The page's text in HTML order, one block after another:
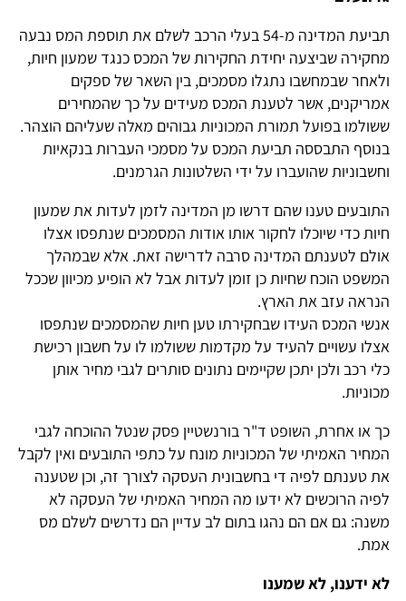
תביעת המדינה מ-54 בעלי הרכב לשלם את תוספת המס נבעה
מחקירה שביצעה יחידת החקירות של המכס כנגד שמעון חיות,
ולאחר שבמחשבו נתגלו מסמכים, בין השאר של ספקים
אמריקנים, אשר לטענת המכס מעידים על כך שהמחירים
ששולמו בפועל תמורת המכוניות גבוהים מאלה שעליהם הוצהר.
בנוסף התבססה תביעת המכס על מסמכי העברות בנקאיות
וחשבוניות שהועברו על ידי השלטונות הגרמנים.
התובעים טענו שהם דרשו מן המדינה לזמן לעדות את שמעון
חיות כדי שיוכלו לחקור אותו אודות המסמכים שנתפסו אצלו
אולם לטענתם המדינה סרבה לדרישה זאת. אלא שבמהלך
המשפט הוכח שחיות כן זומן לעדות אבל לא הופיע מכיוון שככל
הנראה עזב את הארץ.
אנשי המכס העידו שבחקירתו טען חיות שהמסמכים שנתפסו
אצלו עשויים להעיד על מקדמות ששולמו לו על חשבון רכישת
כלי רכב ולכן יתכן שקיימים נתונים סותרים לגבי מחיר אותן
מכוניות.
כך או אחרת, השופט ד"ר בורנשטיין פסק שנטל ההוכחה לגבי
המחיר האמיתי של המכוניות מונח על כתפי התובעים ואין לקבל
את טענתם לפיה די בחשבונית העסקה לצורך זה, וכן שטענה
לפיה הרוכשים לא ידעו מה המחיר האמיתי של העסקה לא
משנה: גם אם הם נהגו בתום לב עדיין הם נדרשים לשלם מס
אמת.
לא ידענו, לא שמענו